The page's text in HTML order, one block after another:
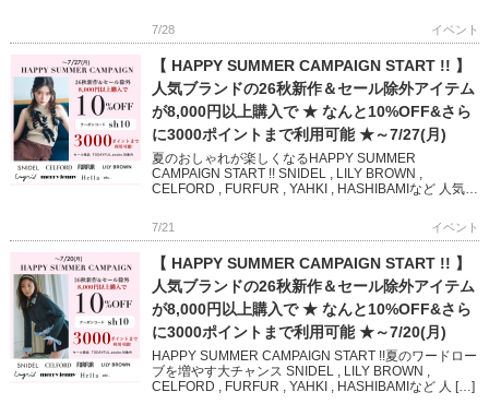
7/28 イベント
【 HAPPY SUMMER CAMPAIGN START !! 】
人気ブランドの26秋新作＆セール除外アイテム
が8,000円以上購入で ★ なんと10%OFF&さら
に3000ポイントまで利用可能 ★～7/27(月)
夏のおしゃれが楽しくなるHAPPY SUMMER
CAMPAIGN START !! SNIDEL , LILY BROWN ,
CELFORD , FURFUR , YAHKI , HASHIBAMIなど 人気ブ
7/21 イベント
【 HAPPY SUMMER CAMPAIGN START !! 】
人気ブランドの26秋新作＆セール除外アイテム
が8,000円以上購入で ★ なんと10%OFF&さら
に3000ポイントまで利用可能 ★～7/20(月)
HAPPY SUMMER CAMPAIGN START !!夏のワードロー
ブを増やす大チャンス SNIDEL , LILY BROWN ,
CELFORD , FURFUR , YAHKI , HASHIBAMIなど 人 […]